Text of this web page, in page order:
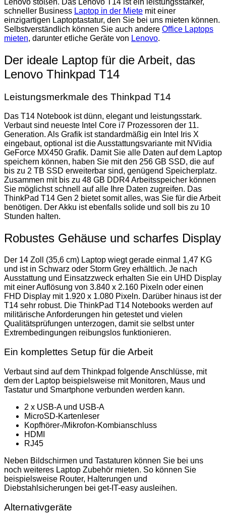
Lenovo stoßen. Das Lenovo T14 ist ein leistungsstarker,
schneller Business Laptop in der Miete mit einer
einzigartigen Laptoptastatur, den Sie bei uns mieten können.
Selbstverständlich können Sie auch andere Office Laptops
mieten, darunter etliche Geräte von Lenovo.
Der ideale Laptop für die Arbeit, das
Lenovo Thinkpad T14
Leistungsmerkmale des Thinkpad T14
Das T14 Notebook ist dünn, elegant und leistungsstark.
Verbaut sind neueste Intel Core i7 Prozessoren der 11.
Generation. Als Grafik ist standardmäßig ein Intel Iris X
eingebaut, optional ist die Ausstattungsvariante mit NVidia
GeForce MX450 Grafik. Damit Sie alle Daten auf dem Laptop
speichern können, haben Sie mit den 256 GB SSD, die auf
bis zu 2 TB SSD erweiterbar sind, genügend Speicherplatz.
Zusammen mit bis zu 48 GB DDR4 Arbeitsspeicher können
Sie möglichst schnell auf alle Ihre Daten zugreifen. Das
ThinkPad T14 Gen 2 bietet somit alles, was Sie für die Arbeit
benötigen. Der Akku ist ebenfalls solide und soll bis zu 10
Stunden halten.
Robustes Gehäuse und scharfes Display
Der 14 Zoll (35,6 cm) Laptop wiegt gerade einmal 1,47 KG
und ist in Schwarz oder Storm Grey erhältlich. Je nach
Ausstattung und Einsatzzweck erhalten Sie ein UHD Display
mit einer Auflösung von 3.840 x 2.160 Pixeln oder einen
FHD Display mit 1.920 x 1.080 Pixeln. Darüber hinaus ist der
T14 sehr robust. Die ThinkPad T14 Notebooks werden auf
militärische Anforderungen hin getestet und vielen
Qualitätsprüfungen unterzogen, damit sie selbst unter
Extrembedingungen reibungslos funktionieren.
Ein komplettes Setup für die Arbeit
Verbaut sind auf dem Thinkpad folgende Anschlüsse, mit
dem der Laptop beispielsweise mit Monitoren, Maus und
Tastatur und Smartphone verbunden werden kann.
2 x USB-A und USB-A
MicroSD-Kartenleser
Kopfhörer-/Mikrofon-Kombianschluss
HDMI
RJ45
Neben Bildschirmen und Tastaturen können Sie bei uns
noch weiteres Laptop Zubehör mieten. So können Sie
beispielsweise Router, Halterungen und
Diebstahlsicherungen bei get-IT-easy ausleihen.
Alternativgeräte